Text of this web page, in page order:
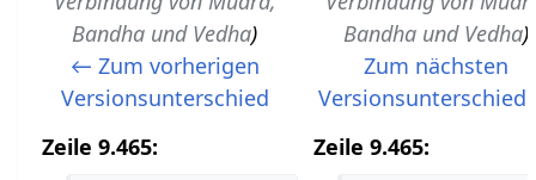
Bandha und Vedha
← Zum vorherigen
Versionsunterschied
Bandha und Vedha
Zum nächsten
Zeile 9.465:
Zeile 9.465: